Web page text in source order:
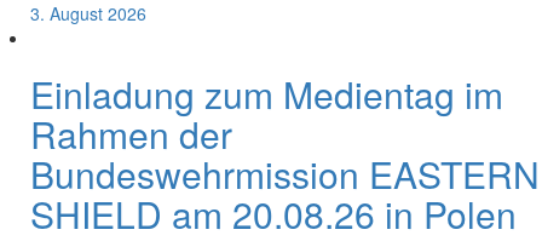
3. August 2026
Einladung zum Medientag im
Rahmen der
Bundeswehrmission EASTERN
SHIELD am 20.08.26 in Polen